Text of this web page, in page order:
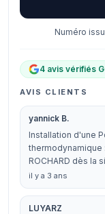
Numéro
4 avis vérifiés
AVIS CLIENTS
yannick B.
Installation d'une
thermodynamique
ROCHARD dès la
il y a 3 ans
LUYARZ